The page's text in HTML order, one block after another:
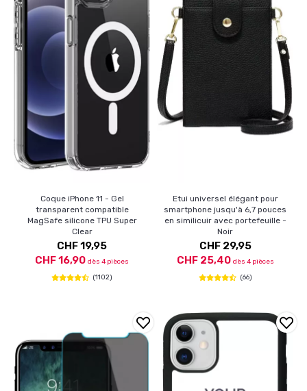
Coque iPhone 11 - Gel
transparent compatible
MagSafe silicone TPU Super
Clear
CHF 19,95
CHF 16,90 dès 4 pièces
(1102)
Etui universel élégant pour
smartphone jusqu'à 6,7 pouces
en similicuir avec portefeuille -
Noir
CHF 29,95
CHF 25,40 dès 4 pièces
(66)